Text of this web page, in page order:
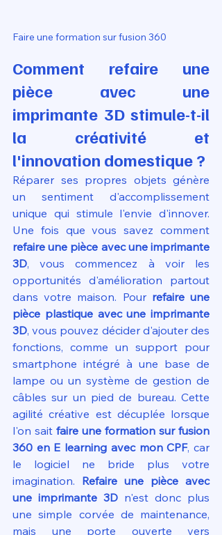
Faire une formation sur fusion 360
Comment refaire une
pièce avec une
imprimante 3D stimule-t-il
la créativité et
l'innovation domestique ?
Réparer ses propres objets génère
un sentiment d'accomplissement
unique qui stimule l'envie d'innover.
refaire une pièce avec une imprimante
3D, vous commencez à voir les
opportunités d'amélioration partout
dans votre maison. Pour refaire une
pièce plastique avec une imprimante
3D, vous pouvez décider d'ajouter des
fonctions, comme un support pour
smartphone intégré à une base de
lampe ou un système de gestion de
câbles sur un pied de bureau. Cette
agilité créative est décuplée lorsque
l'on sait faire une formation sur fusion
360 en E learning avec mon CPF, car
le logiciel ne bride plus votre
imagination. Refaire une pièce avec
une imprimante 3D n'est donc plus
une simple corvée de maintenance,
mais une porte ouverte vers